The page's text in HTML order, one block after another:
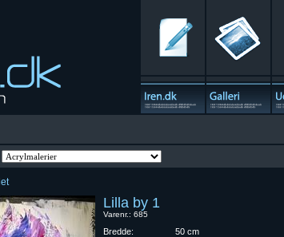
Lilla by 1
Varenr.: 685
Bredde:
50 cm